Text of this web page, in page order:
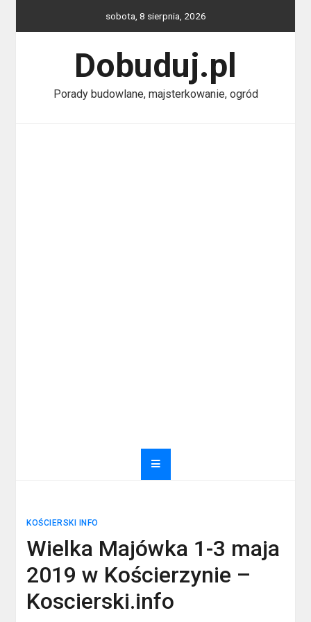
sobota, 8 sierpnia, 2026
Dobuduj.pl
Porady budowlane, majsterkowanie, ogród
KOŚCIERSKI INFO
Wielka Majówka 1-3 maja
2019 w Kościerzynie –
Koscierski.info